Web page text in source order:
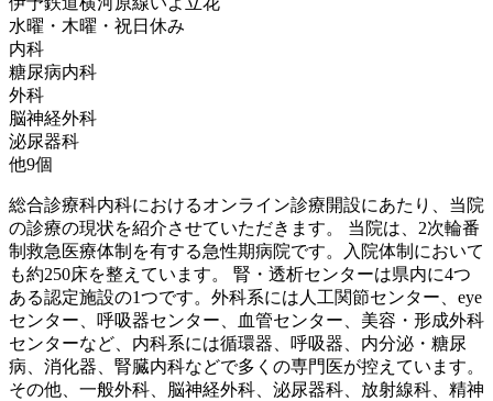
水曜・木曜・祝日 休み
内科
糖尿病内科
外科
脳神経外科
泌尿器科
他9個
総合診療科内科におけるオンライン診療開設にあたり、当院
の診療の現状を紹介させていただきます。 当院は、2次輪番
制救急医療体制を有する急性期病院です。入院体制において
も約250床を整えています。 腎・透析センターは県内に4つ
ある認定施設の1つです。外科系には人工関節センター、eye
センター、呼吸器センター、血管センター、美容・形成外科
センターなど、内科系には循環器、呼吸器、内分泌・糖尿
病、消化器、腎臓内科などで多くの専門医が控えています。
その他、一般外科、脳神経外科、泌尿器科、放射線科、精神